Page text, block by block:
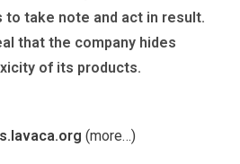
to take note and act in result.
that the company hides
of its products.
(more…)